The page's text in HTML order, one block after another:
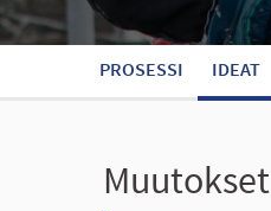
PROSESSI IDEAT